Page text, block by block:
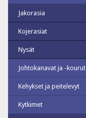
Jakorasia
Kojerasiat
Nysät
Johtokanavat ja -kourut
Kehykset ja peitelevyt
Kytkimet